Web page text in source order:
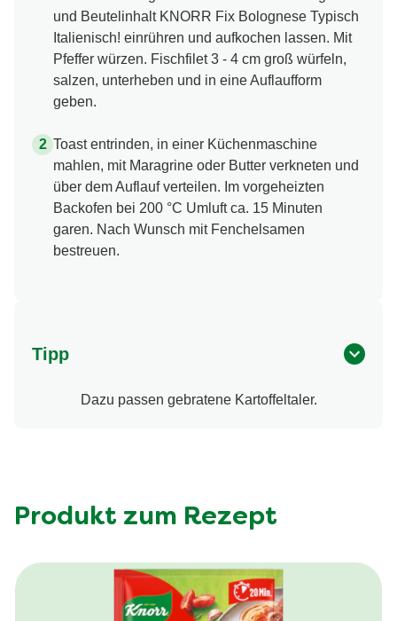
und Beutelinhalt KNORR Fix Bolognese Typisch
Italienisch! einrühren und aufkochen lassen. Mit
Pfeffer würzen. Fischfilet 3 - 4 cm groß würfeln,
salzen, unterheben und in eine Auflaufform
geben.
Toast entrinden, in einer Küchenmaschine
mahlen, mit Maragrine oder Butter verkneten und
über dem Auflauf verteilen. Im vorgeheizten
Backofen bei 200 °C Umluft ca. 15 Minuten
garen. Nach Wunsch mit Fenchelsamen
bestreuen.
Tipp
Dazu passen gebratene Kartoffeltaler.
Produkt zum Rezept